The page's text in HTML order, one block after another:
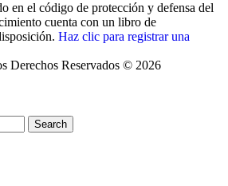
en el código de protección y defensa del
cuenta con un libro de
Haz clic para registrar una
Derechos Reservados © 2026
Search